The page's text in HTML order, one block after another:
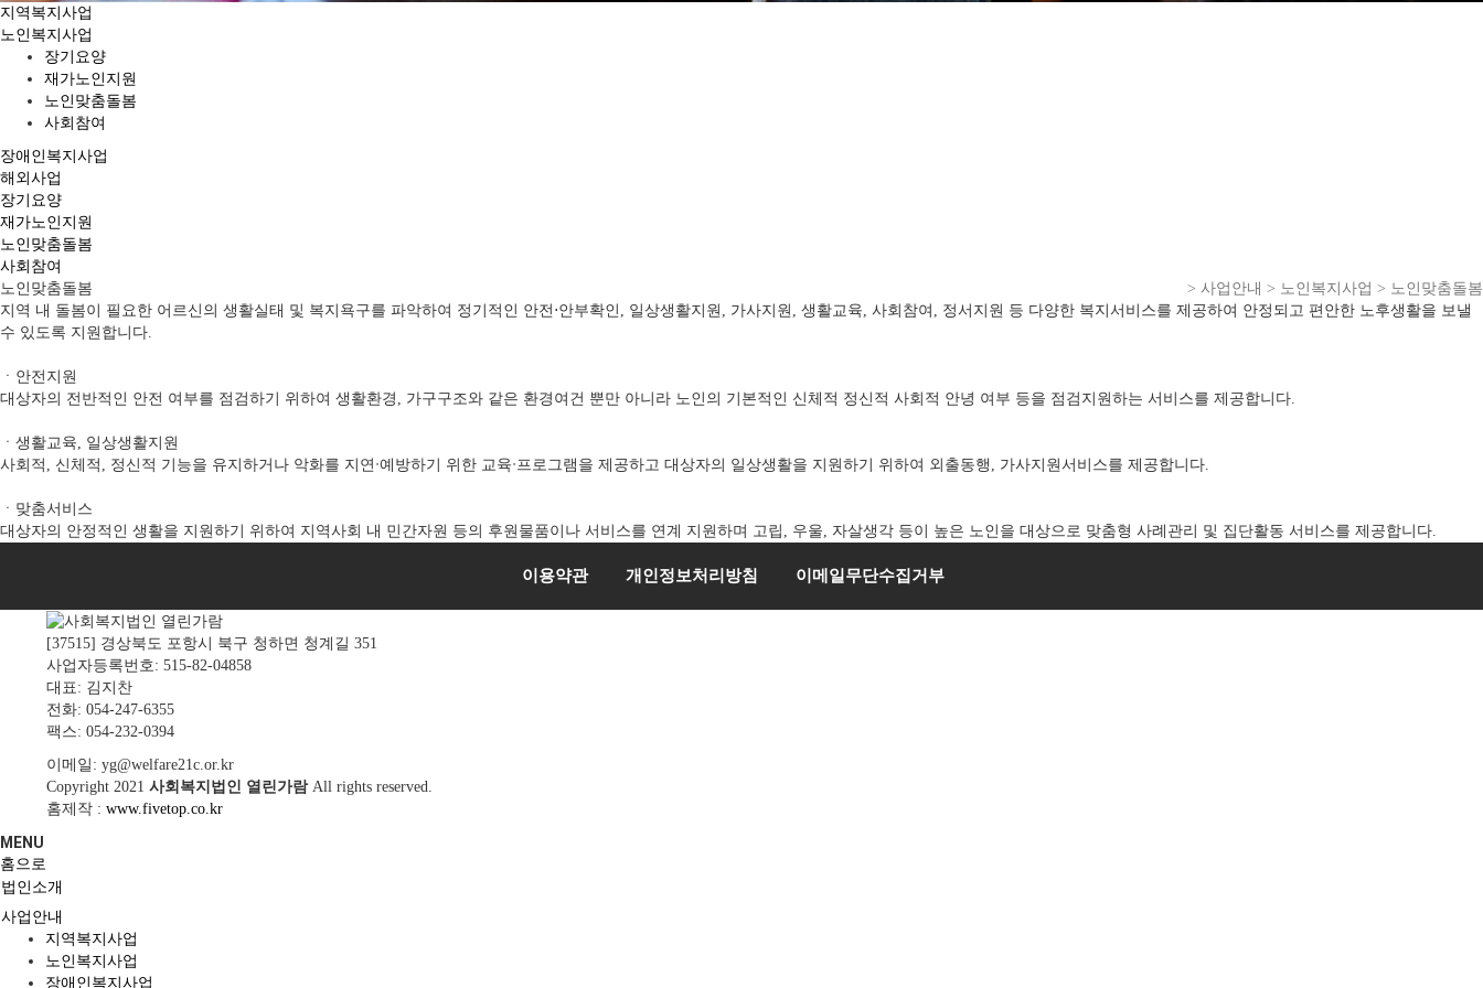
지역복지사업
노인복지사업
장기요양
재가노인지원
노인맞춤돌봄
사회참여
장애인복지사업
해외사업
장기요양
재가노인지원
노인맞춤돌봄
사회참여
> 사업안내 > 노인복지사업 > 노인맞춤돌봄
노인맞춤돌봄
지역 내 돌봄이 필요한 어르신의 생활실태 및 복지욕구를 파악하여 정기적인 안전⋅안부확인, 일상생활지원, 가사지원, 생활교육, 사회참여, 정서지원 등 다양한 복지서비스를 제공하여 안정되고 편안한 노후생활을 보낼
수 있도록 지원합니다.
ㆍ안전지원
대상자의 전반적인 안전 여부를 점검하기 위하여 생활환경, 가구구조와 같은 환경여건 뿐만 아니라 노인의 기본적인 신체적 정신적 사회적 안녕 여부 등을 점검지원하는 서비스를 제공합니다.
ㆍ생활교육, 일상생활지원
사회적, 신체적, 정신적 기능을 유지하거나 악화를 지연ᐧ예방하기 위한 교육ᐧ프로그램을 제공하고 대상자의 일상생활을 지원하기 위하여 외출동행, 가사지원서비스를 제공합니다.
ㆍ맞춤서비스
대상자의 안정적인 생활을 지원하기 위하여 지역사회 내 민간자원 등의 후원물품이나 서비스를 연계 지원하며 고립, 우울, 자살생각 등이 높은 노인을 대상으로 맞춤형 사례관리 및 집단활동 서비스를 제공합니다.
이용약관 개인정보처리방침 이메일무단수집거부
[37515] 경상북도 포항시 북구 청하면 청계길 351
사업자등록번호: 515-82-04858
대표: 김지찬
전화: 054-247-6355
팩스: 054-232-0394
이메일: yg@welfare21c.or.kr
Copyright 2021 사회복지법인 열린가람All rights reserved.
홈제작 : www.fivetop.co.kr
MENU
홈으로
법인소개
사업안내
지역복지사업
노인복지사업
장애인복지사업